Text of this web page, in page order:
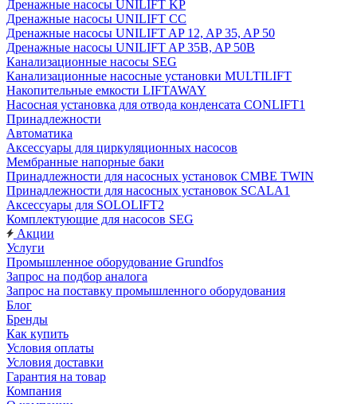
Дренажные насосы UNILIFT KP
Дренажные насосы UNILIFT CC
Дренажные насосы UNILIFT AP 12, AP 35, AP 50
Дренажные насосы UNILIFT AP 35B, AP 50B
Канализационные насосы SEG
Канализационные насосные установки MULTILIFT
Накопительные емкости LIFTAWAY
Насосная установка для отвода конденсата CONLIFT1
Принадлежности
Автоматика
Аксессуары для циркуляционных насосов
Мембранные напорные баки
Принадлежности для насосных установок CMBE TWIN
Принадлежности для насосных установок SCALA1
Аксессуары для SOLOLIFT2
Комплектующие для насосов SEG
Акции
Услуги
Промышленное оборудование Grundfos
Запрос на подбор аналога
Запрос на поставку промышленного оборудования
Блог
Бренды
Как купить
Условия оплаты
Условия доставки
Гарантия на товар
Компания